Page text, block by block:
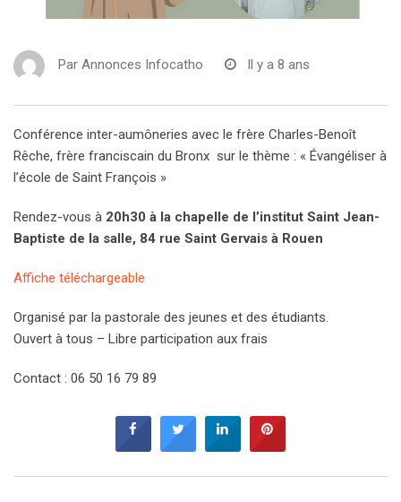
Par Annonces Infocatho Il y a 8 ans
Conférence inter-aumôneries avec le frère Charles-Benoît
Rêche, frère franciscain du Bronx sur le thème : « Évangéliser à
l’école de Saint François »
Rendez-vous à 20h30 à la chapelle de l’institut Saint Jean-
Baptiste de la salle, 84 rue Saint Gervais à Rouen
Affiche téléchargeable
Organisé par la pastorale des jeunes et des étudiants.
Ouvert à tous – Libre participation aux frais
Contact : 06 50 16 79 89